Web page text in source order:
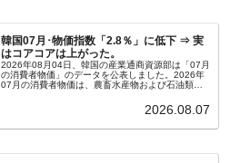
韓国07月･物価指数「2.8％」に低下 ⇒ 実
はコアコアは上がった。
2026年08月04日、韓国の産業通商資源部は「07月
の消費者物価」のデータを公表しました。2026年
07月の消費者物価は、農畜水産物および石油類の
2.8％上昇（06月は3.2％）となり、上昇率は前...
2026.08.07